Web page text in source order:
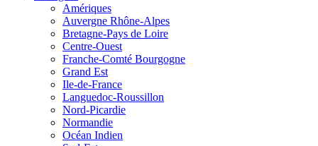
Amériques
Auvergne Rhône-Alpes
Bretagne-Pays de Loire
Centre-Ouest
Franche-Comté Bourgogne
Grand Est
Ile-de-France
Languedoc-Roussillon
Nord-Picardie
Normandie
Océan Indien